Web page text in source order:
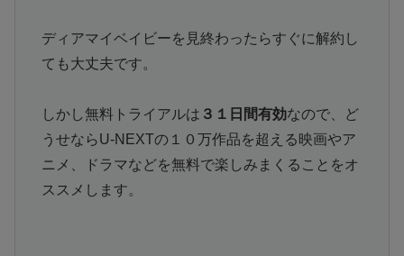
ディアマイベイビーを見終わったらすぐに解約し
ても大丈夫です。
しかし無料トライアルは ３１日間有効なので、ど
うせならU-NEXTの１０万作品を超える映画やア
ニメ、ドラマなどを無料で楽しみまくることをオ
ススメします。